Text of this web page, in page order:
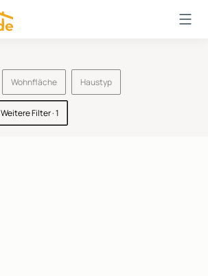
Wohnfläche Haustyp
Weitere Filter· 1